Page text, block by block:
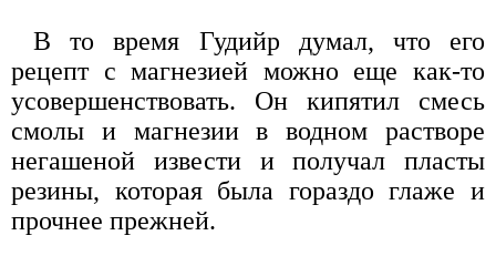
В то время Гудийр думал, что его
рецепт с магнезией можно еще как-то
усовершенствовать. Он кипятил смесь
смолы и магнезии в водном растворе
негашеной извести и получал пласты
резины, которая была гораздо глаже и
прочнее прежней.